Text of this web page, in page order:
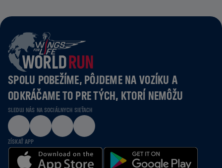
SPOLU POBEŽÍME, PÔJDEME NA VOZÍKU A
ODKRÁČAME TO PRE TÝCH, KTORÍ NEMÔŽU
SLEDUJ NÁS NA SOCIÁLNYCH SIEŤACH
ZÍSKAŤ APP